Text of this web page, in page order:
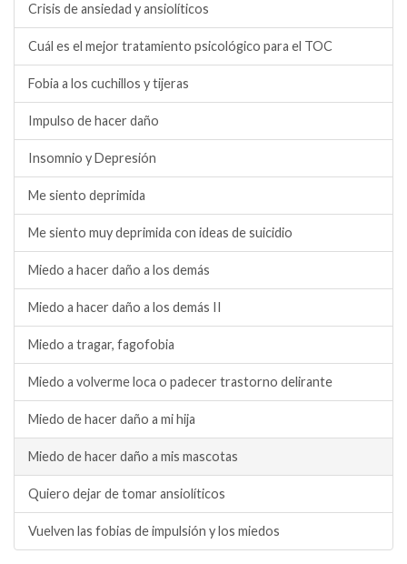
Crisis de ansiedad y ansiolíticos
Cuál es el mejor tratamiento psicológico para el TOC
Fobia a los cuchillos y tijeras
Impulso de hacer daño
Insomnio y Depresión
Me siento deprimida
Me siento muy deprimida con ideas de suicidio
Miedo a hacer daño a los demás
Miedo a hacer daño a los demás II
Miedo a tragar, fagofobia
Miedo a volverme loca o padecer trastorno delirante
Miedo de hacer daño a mi hija
Miedo de hacer daño a mis mascotas
Quiero dejar de tomar ansiolíticos
Vuelven las fobias de impulsión y los miedos